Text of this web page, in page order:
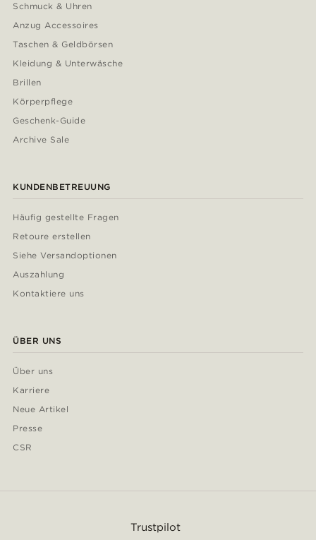
Schmuck & Uhren
Anzug Accessoires
Taschen & Geldbörsen
Kleidung & Unterwäsche
Brillen
Körperpflege
Geschenk-Guide
Archive Sale
KUNDENBETREUUNG
Häufig gestellte Fragen
Retoure erstellen
Siehe Versandoptionen
Auszahlung
Kontaktiere uns
ÜBER UNS
Über uns
Karriere
Neue Artikel
Presse
CSR
Trustpilot